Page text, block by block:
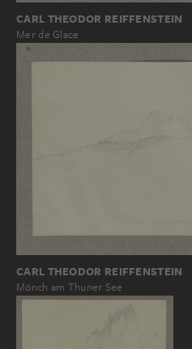
CARL THEODOR REIFFENSTEIN
Mer de Glace
CARL THEODOR REIFFENSTEIN
Mönch am Thuner See